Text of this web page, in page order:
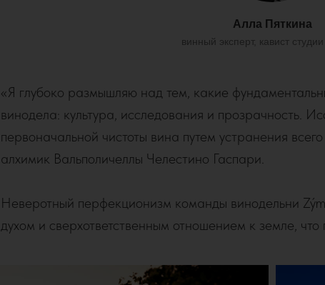
Алла Пяткина
винный эксперт, кавист
«Я глубоко размышляю над тем, какие
винодела: культура, исследования и прозрачность.
первоначальной чистоты вина путем устранения
алхимик Вальполичеллы Челестино Гаспари.
Неверотный перфекционизм команды винодельни
духом и сверхответственным отношением к земле,